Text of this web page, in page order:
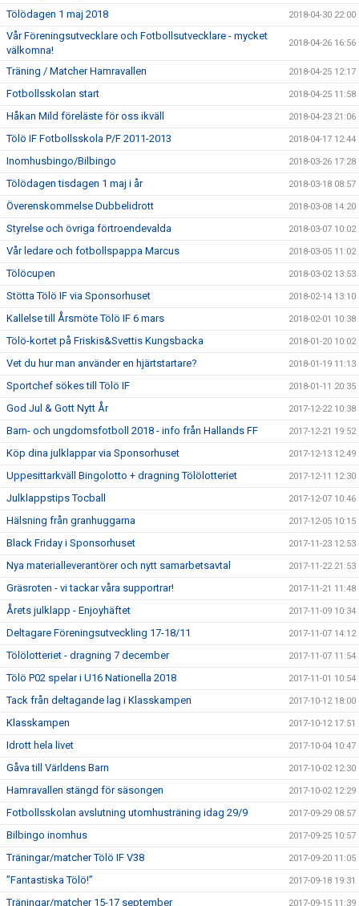
Tölödagen 1 maj 2018 2018-04-30 22:00
Vår Föreningsutvecklare och Fotbollsutvecklare - mycket
välkomna!
2018-04-26 16:56
Träning / Matcher Hamravallen 2018-04-25 12:17
Fotbollsskolan start 2018-04-25 11:58
Håkan Mild föreläste för oss ikväll 2018-04-23 21:06
Tölö IF Fotbollsskola P/F 2011-2013 2018-04-17 12:44
Inomhusbingo/Bilbingo 2018-03-26 17:28
Tölödagen tisdagen 1 maj i år 2018-03-18 08:57
Överenskommelse Dubbelidrott 2018-03-08 14:20
Styrelse och övriga förtroendevalda 2018-03-07 10:02
Vår ledare och fotbollspappa Marcus 2018-03-05 11:02
Tölöcupen 2018-03-02 13:53
Stötta Tölö IF via Sponsorhuset 2018-02-14 13:10
Kallelse till Årsmöte Tölö IF 6 mars 2018-02-01 10:38
Tölö-kortet på Friskis&Svettis Kungsbacka 2018-01-20 10:02
Vet du hur man använder en hjärtstartare? 2018-01-19 11:13
Sportchef sökes till Tölö IF 2018-01-11 20:35
God Jul & Gott Nytt År 2017-12-22 10:38
Barn- och ungdomsfotboll 2018 - info från Hallands FF 2017-12-21 19:52
Köp dina julklappar via Sponsorhuset 2017-12-13 12:49
Uppesittarkväll Bingolotto + dragning Tölölotteriet 2017-12-11 12:30
Julklappstips Tocball 2017-12-07 10:46
Hälsning från granhuggarna 2017-12-05 10:15
Black Friday i Sponsorhuset 2017-11-23 12:53
Nya materialleverantörer och nytt samarbetsavtal 2017-11-22 21:53
Gräsroten - vi tackar våra supportrar! 2017-11-21 11:48
Årets julklapp - Enjoyhäftet 2017-11-09 10:34
Deltagare Föreningsutveckling 17-18/11 2017-11-07 14:12
Tölölotteriet - dragning 7 december 2017-11-07 11:54
Tölö P02 spelar i U16 Nationella 2018 2017-11-01 10:54
Tack från deltagande lag i Klasskampen 2017-10-12 18:00
Klasskampen 2017-10-12 17:51
Idrott hela livet 2017-10-04 10:47
Gåva till Världens Barn 2017-10-02 12:30
Hamravallen stängd för säsongen 2017-10-02 12:29
Fotbollsskolan avslutning utomhusträning idag 29/9 2017-09-29 08:57
Bilbingo inomhus 2017-09-25 10:57
Träningar/matcher Tölö IF V38 2017-09-20 11:05
”Fantastiska Tölö!” 2017-09-18 19:31
Träningar/matcher 15-17 september 2017-09-15 11:39